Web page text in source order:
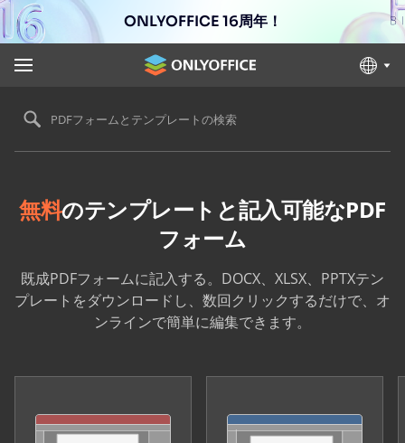
ONLYOFFICE 16周年！
PDFフォームとテンプレートの検索
無料のテンプレートと記入可能なPDF
フォーム
既成PDFフォームに記入する。DOCX、XLSX、PPTXテン
プレートをダウンロードし、数回クリックするだけで、オ
ンラインで簡単に編集できます。